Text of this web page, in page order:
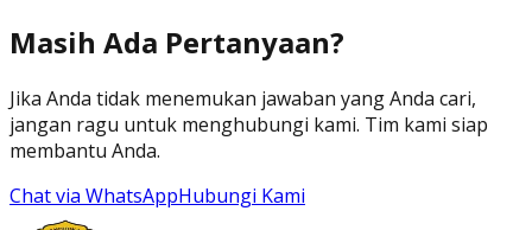
Masih Ada Pertanyaan?
Jika Anda tidak menemukan jawaban yang Anda cari,
jangan ragu untuk menghubungi kami. Tim kami siap
membantu Anda.
Chat via WhatsAppHubungi Kami